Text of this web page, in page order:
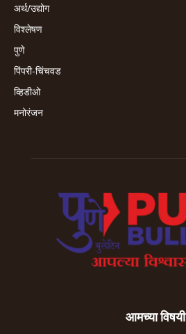
अर्थ/उद्योग
विश्लेषण
पुणे
पिंपरी-चिंचवड
व्हिडीओ
मनोरंजन
आमच्या विषयी